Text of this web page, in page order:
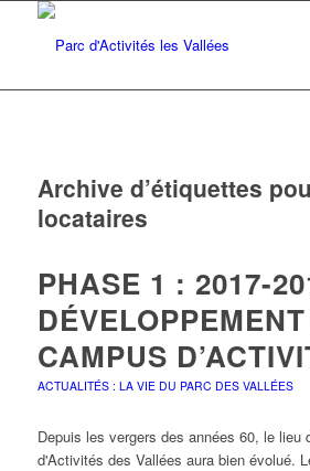
Archive d’étiquettes
locataires
PHASE 1 : 2017-
CAMPUS
ACTUALITÉS : LA VIE DU PARC DES VALLÉES
Depuis les vergers des années 60, le lieu
d'Activités des Vallées aura bien évolué.